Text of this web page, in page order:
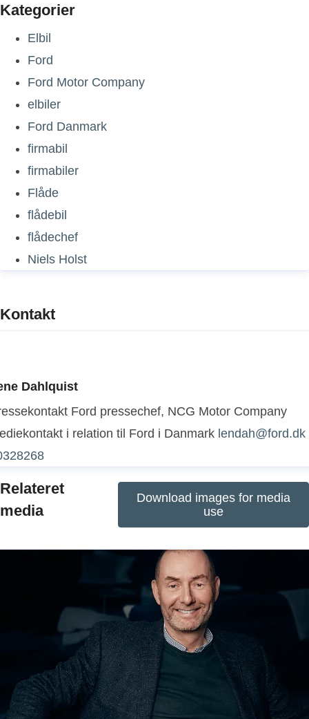
Kategorier
Elbil
Ford
Ford Motor Company
elbiler
Ford Danmark
firmabil
firmabiler
Flåde
flådebil
flådechef
Niels Holst
Kontakt
Dahlquist
Ford pressechef, NCG Motor Company
i relation til Ford i Danmark lendah@ford.dk
Relateret
media
Download images for media
use